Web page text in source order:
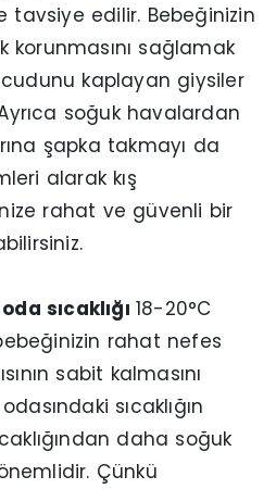
edilir. Bebeğinizin
sağlamak
kaplayan giysiler
soğuk havalardan
şapka takmayı da
alarak kış
rahat ve güvenli bir
sıcaklığı 18-20°C
bebeğinizin rahat nefes
sabit kalmasını
sıcaklığın
daha soğuk
Çünkü